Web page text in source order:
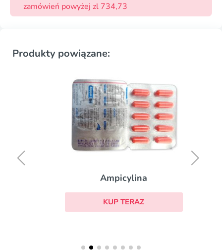
zamówień powyżej zl 734,73
Produkty powiązane:
Ampicylina
KUP TERAZ